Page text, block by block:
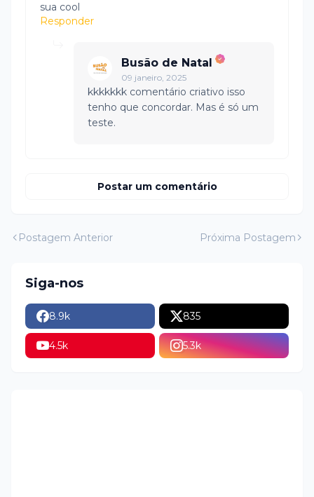
sua cool
Responder
Busão de Natal
09 janeiro, 2025
kkkkkkk comentário criativo isso
tenho que concordar. Mas é só um
teste.
Postar um comentário
Postagem Anterior Próxima Postagem
Siga-nos
8.9k 835
4.5k 5.3k